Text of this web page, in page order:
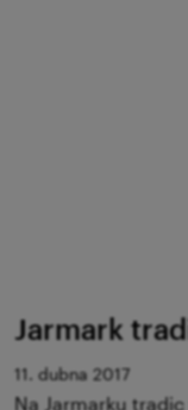
Jarmark
11. dubna 2017
Na Jarmarku